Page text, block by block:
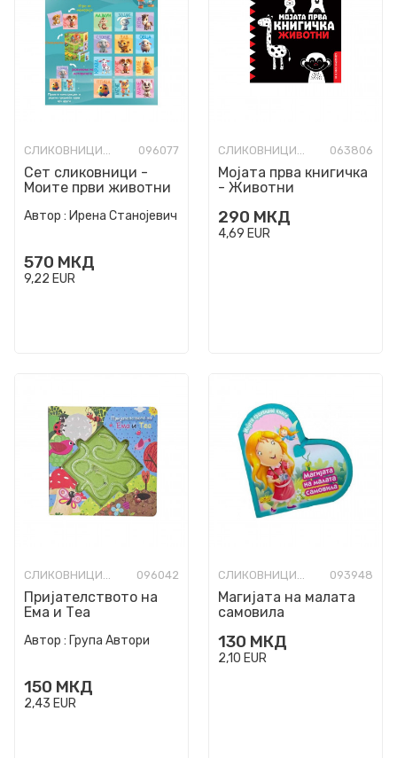
СЛИКОВНИЦИ СО ТВРДИ СТРАНИЦИ 096077
Сет сликовници -
Моите први животни
Автор : Ирена Станојевич
570 МКД
9,22 EUR
СЛИКОВНИЦИ СО ТВРДИ СТРАНИЦИ 063806
Мојата прва книгичка
- Животни
290 МКД
4,69 EUR
СЛИКОВНИЦИ СО ТВРДИ СТРАНИЦИ 096042
Пријателството на
Ема и Теа
Автор : Група Автори
150 МКД
2,43 EUR
СЛИКОВНИЦИ СО ТВРДИ СТРАНИЦИ 093948
Магијата на малата
самовила
130 МКД
2,10 EUR